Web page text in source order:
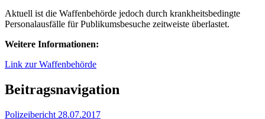
Aktuell ist die Waffenbehörde jedoch durch krankheitsbedingte
Personalausfälle für Publikumsbesuche zeitweiste überlastet.
Weitere Informationen:
Link zur Waffenbehörde
Beitragsnavigation
Polizeibericht 28.07.2017